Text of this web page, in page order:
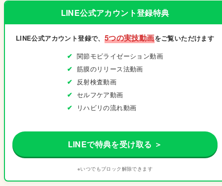
LINE公式アカウント登録特典
LINE公式アカウント登録で、 5つの実技動画をご覧いただけます
関節モビライゼーション動画
筋膜のリリース法動画
反射検査動画
セルフケア動画
リハビリの流れ動画
LINEで特典を受け取る ＞
※いつでもブロック解除できます